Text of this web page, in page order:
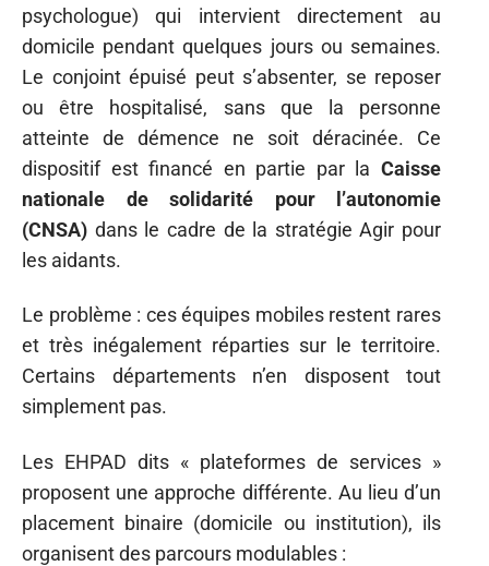
psychologue) qui intervient directement au
domicile pendant quelques jours ou semaines.
Le conjoint épuisé peut s’absenter, se reposer
ou être hospitalisé, sans que la personne
atteinte de démence ne soit déracinée. Ce
dispositif est financé en partie par la Caisse
nationale de solidarité pour l’autonomie
(CNSA) dans le cadre de la stratégie Agir pour
les aidants.
Le problème : ces équipes mobiles restent rares
et très inégalement réparties sur le territoire.
Certains départements n’en disposent tout
simplement pas.
Les EHPAD dits « plateformes de services »
proposent une approche différente. Au lieu d’un
placement binaire (domicile ou institution), ils
organisent des parcours modulables :